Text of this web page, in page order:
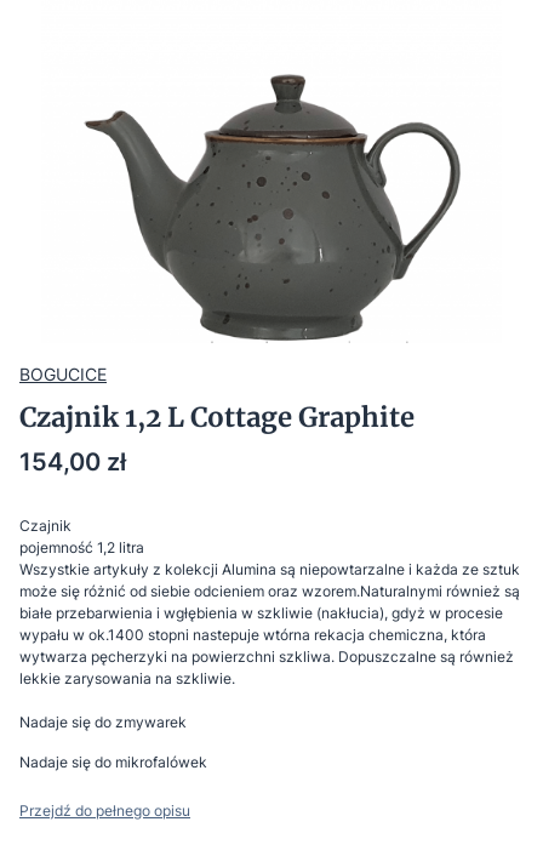
BOGUCICE
Czajnik 1,2 L Cottage Graphite
Cena
154,00 zł
Czajnik
pojemność 1,2 litra
Wszystkie artykuły z kolekcji Alumina są niepowtarzalne i każda ze sztuk
może się różnić od siebie odcieniem oraz wzorem.Naturalnymi również są
białe przebarwienia i wgłębienia w szkliwie (nakłucia), gdyż w procesie
wypału w ok.1400 stopni nastepuje wtórna rekacja chemiczna, która
wytwarza pęcherzyki na powierzchni szkliwa. Dopuszczalne są również
lekkie zarysowania na szkliwie.
Nadaje się do zmywarek
Nadaje się do mikrofalówek
Przejdź do pełnego opisu